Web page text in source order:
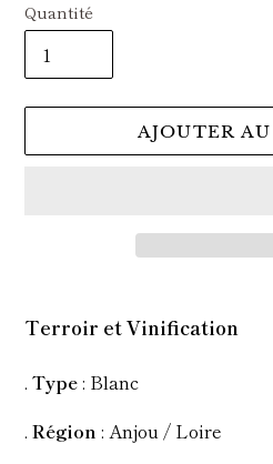
Quantité
AJOUTER
d'un
à
votre
panier
Terroir et Vinification
. Type: Blanc
. Région : Anjou / Loire